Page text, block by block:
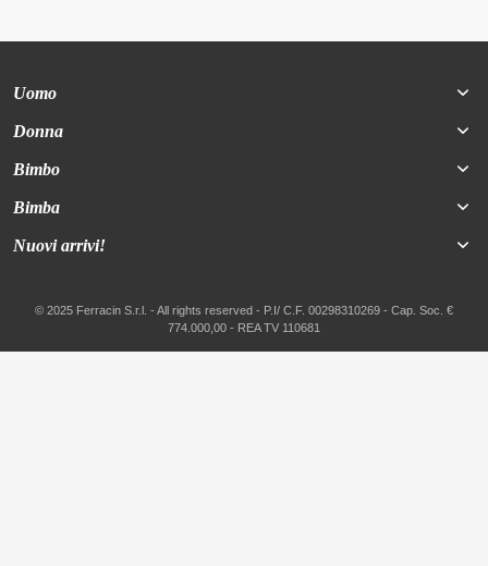
Uomo
Donna
Bimbo
Bimba
Nuovi arrivi!
© 2025 Ferracin S.r.l. - All rights reserved - P.I/ C.F. 00298310269 - Cap. Soc. €
774.000,00 - REA TV 110681